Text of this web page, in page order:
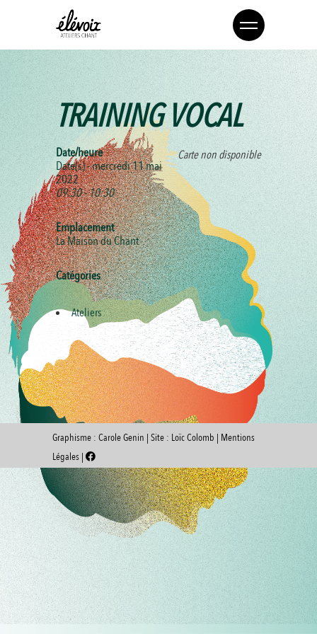
TRAINING VOCAL
Carte non disponible
Date/heure
Date(s) - mercredi 11 mai
2022
09:30 - 10:30
Emplacement
La Maison du Chant
Catégories
Ateliers
Graphisme : Carole Genin | Site : Loïc Colomb | Mentions
Légales |